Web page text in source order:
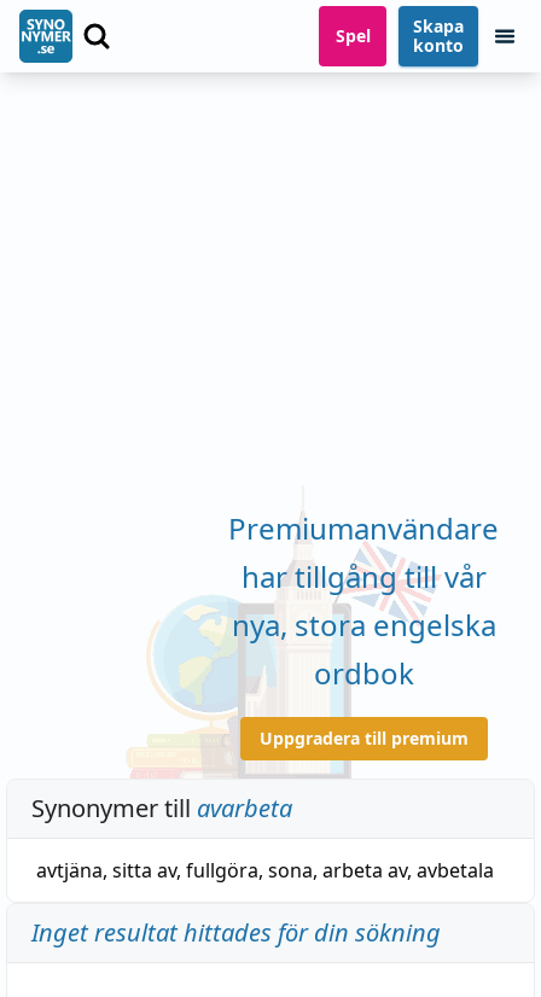
Spel
Skapa
konto
Premiumanvändare
har tillgång till vår
nya, stora engelska
ordbok
Uppgradera till premium
Synonymer till avarbeta
avtjäna, sitta av, fullgöra, sona, arbeta av, avbetala
Inget resultat hittades för din sökning